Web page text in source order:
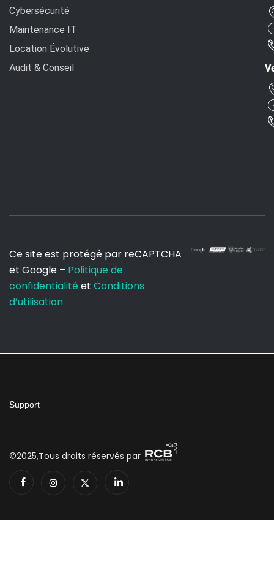
Cybersécurité
Maintenance IT
Location Évolutive
Audit & Conseil
Ce site est protégé par reCAPTCHA
et Google – Politique de
confidentialité et Conditions
d’utilisation
Support
©2025,Tous droits réservés par